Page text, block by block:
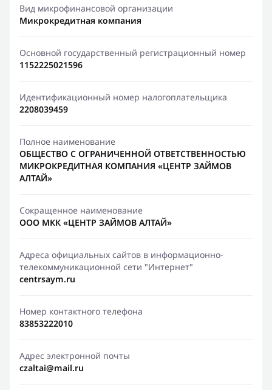
Вид микрофинансовой организации
Микрокредитная компания
Основной государственный регистрационный номер
1152225021596
Идентификационный номер налогоплательщика
2208039459
Полное наименование
ОБЩЕСТВО С ОГРАНИЧЕННОЙ ОТВЕТСТВЕННОСТЬЮ
МИКРОКРЕДИТНАЯ КОМПАНИЯ «ЦЕНТР ЗАЙМОВ
АЛТАЙ»
Сокращенное наименование
ООО МКК «ЦЕНТР ЗАЙМОВ АЛТАЙ»
Адреса официальных сайтов в информационно-
телекоммуникационной сети "Интернет"
centrsaym.ru
Номер контактного телефона
83853222010
Адрес электронной почты
czaltai@mail.ru